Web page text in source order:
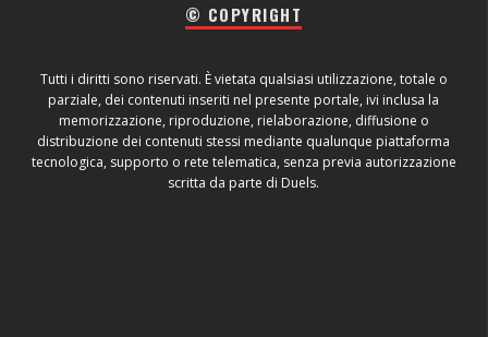
© COPYRIGHT
Tutti i diritti sono riservati. È vietata qualsiasi utilizzazione, totale o
parziale, dei contenuti inseriti nel presente portale, ivi inclusa la
memorizzazione, riproduzione, rielaborazione, diffusione o
distribuzione dei contenuti stessi mediante qualunque piattaforma
tecnologica, supporto o rete telematica, senza previa autorizzazione
scritta da parte di Duels.